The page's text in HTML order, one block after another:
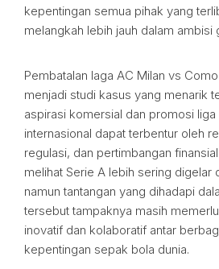
kepentingan semua pihak yang
melangkah lebih jauh dalam ambisi
Pembatalan laga AC Milan vs
menjadi studi kasus yang menarik
aspirasi komersial dan promosi
internasional dapat terbentur oleh
regulasi, dan pertimbangan
melihat Serie A lebih sering digelar
namun tantangan yang dihadapi
tersebut tampaknya masih
inovatif dan kolaboratif antar
kepentingan sepak bola dunia.